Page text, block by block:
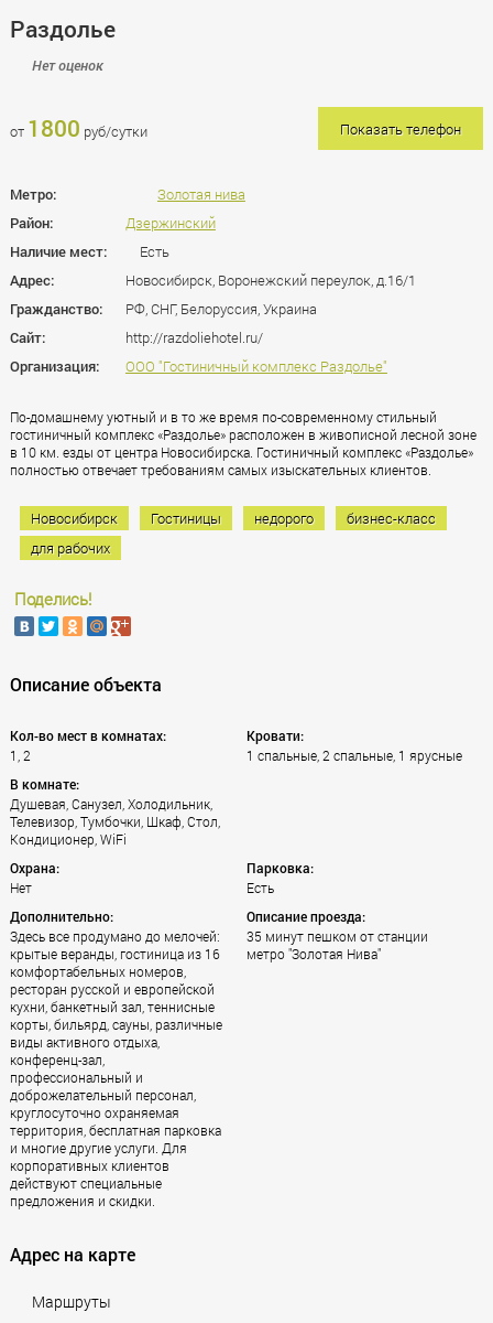
Раздолье
Нет оценок
от 1800 руб/сутки Показать телефон
Метро:
Золотая нива
Район:
Дзержинский
Наличие мест:
Есть
Адрес:
Новосибирск, Воронежский переулок, д.16/1
Гражданство:
РФ, СНГ, Белоруссия, Украина
Сайт:
http://razdoliehotel.ru/
Организация:
ООО "Гостиничный комплекс Раздолье"
По-домашнему уютный и в то же время по-современному стильный
гостиничный комплекс «Раздолье» расположен в живописной лесной зоне
в 10 км. езды от центра Новосибирска. Гостиничный комплекс «Раздолье»
полностью отвечает требованиям самых изыскательных клиентов.
Новосибирск Гостиницы недорого
бизнес-класс
для рабочих
Поделись!
Описание объекта
Кол-во мест в комнатах:
1, 2
Кровати:
1 спальные, 2 спальные, 1 ярусные
В комнате:
Душевая, Санузел, Холодильник,
Телевизор, Тумбочки, Шкаф, Стол,
Кондиционер, WiFi
Охрана:
Нет
Парковка:
Есть
Дополнительно:
Здесь все продумано до мелочей:
крытые веранды, гостиница из 16
комфортабельных номеров,
ресторан русской и европейской
кухни, банкетный зал, теннисные
корты, бильярд, сауны, различные
виды активного отдыха,
конференц-зал,
профессиональный и
доброжелательный персонал,
круглосуточно охраняемая
территория, бесплатная парковка
и многие другие услуги. Для
корпоративных клиентов
действуют специальные
предложения и скидки.
Описание проезда:
35 минут пешком от станции
метро "Золотая Нива"
Адрес на карте
Маршруты